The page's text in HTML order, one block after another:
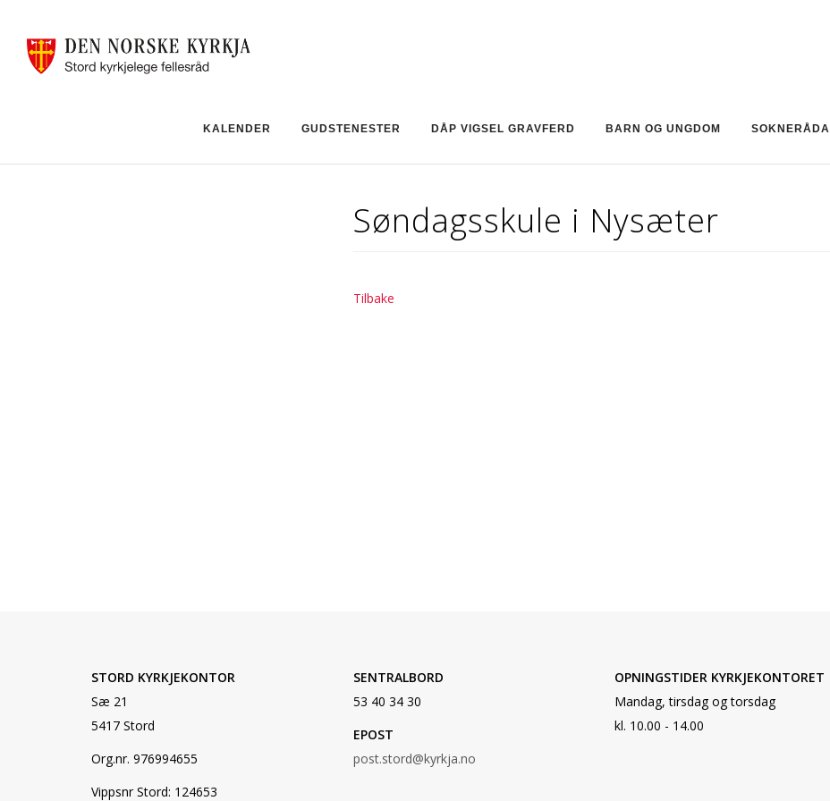
KALENDER GUDSTENESTER DÅP VIGSEL GRAVFERD BARN OG UNGDOM SOKNERÅDA
Søndagsskule i Nysæter
Tilbake
STORD KYRKJEKONTOR
Sæ 21
5417 Stord
Org.nr. 976994655
Vippsnr Stord: 124653
SENTRALBORD
53 40 34 30
EPOST
post.stord@kyrkja.no
OPNINGSTIDER KYRKJEKONTORET
Mandag, tirsdag og torsdag
kl. 10.00 - 14.00